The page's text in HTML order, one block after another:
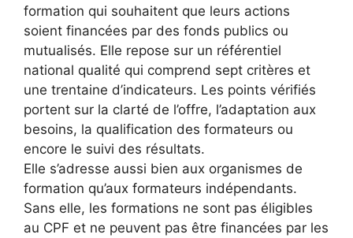
formation qui souhaitent que leurs actions
soient financées par des fonds publics ou
mutualisés. Elle repose sur un référentiel
national qualité qui comprend sept critères et
une trentaine d’indicateurs. Les points vérifiés
portent sur la clarté de l’offre, l’adaptation aux
besoins, la qualification des formateurs ou
encore le suivi des résultats.
Elle s’adresse aussi bien aux organismes de
formation qu’aux formateurs indépendants.
Sans elle, les formations ne sont pas éligibles
au CPF et ne peuvent pas être financées par les